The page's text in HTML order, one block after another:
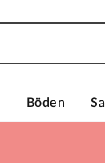
Böden